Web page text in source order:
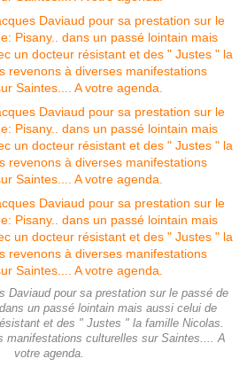
Daviaud pour sa prestation sur le passé de
un passé lointain mais aussi celui de
et des " Justes " la famille Nicolas.
manifestations culturelles sur Saintes.... A
votre agenda.